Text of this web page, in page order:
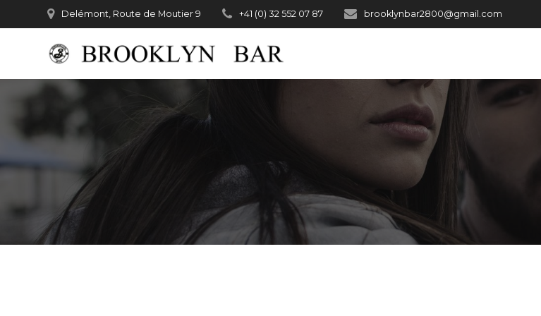
Delémont, Route de Moutier 9 +41 (0) 32 552 07 87 brooklynbar2800@gmail.com